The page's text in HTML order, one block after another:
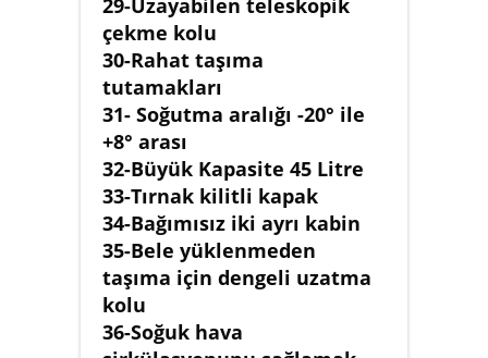
29-Uzayabilen teleskopik
çekme kolu
30-Rahat taşıma
tutamakları
31- Soğutma aralığı -20° ile
+8° arası
32-Büyük Kapasite 45 Litre
33-Tırnak kilitli kapak
34-Bağımısız iki ayrı kabin
35-Bele yüklenmeden
taşıma için dengeli uzatma
kolu
36-Soğuk hava